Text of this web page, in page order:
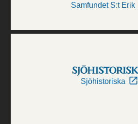
Samfundet S:t Erik
Sjöhistoriska